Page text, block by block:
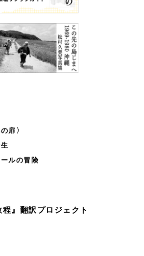
扉〉
ルの冒険
』翻訳プロジェクト